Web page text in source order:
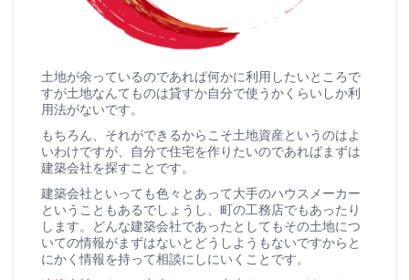
土地が余っているのであれば何かに利用したいところで
すが土地なんてものは貸すか自分で使うかくらいしか利
用法がないです。
もちろん、それができるからこそ土地資産というのはよ
いわけですが、自分で住宅を作りたいのであればまずは
建築会社を探すことです。
建築会社といっても色々とあって大手のハウスメーカー
ということもあるでしょうし、町の工務店でもあったり
します。どんな建築会社であったとしてもその土地につ
いての情報がまずはないとどうしようもないですからと
にかく情報を持って相談にしにいくことです。